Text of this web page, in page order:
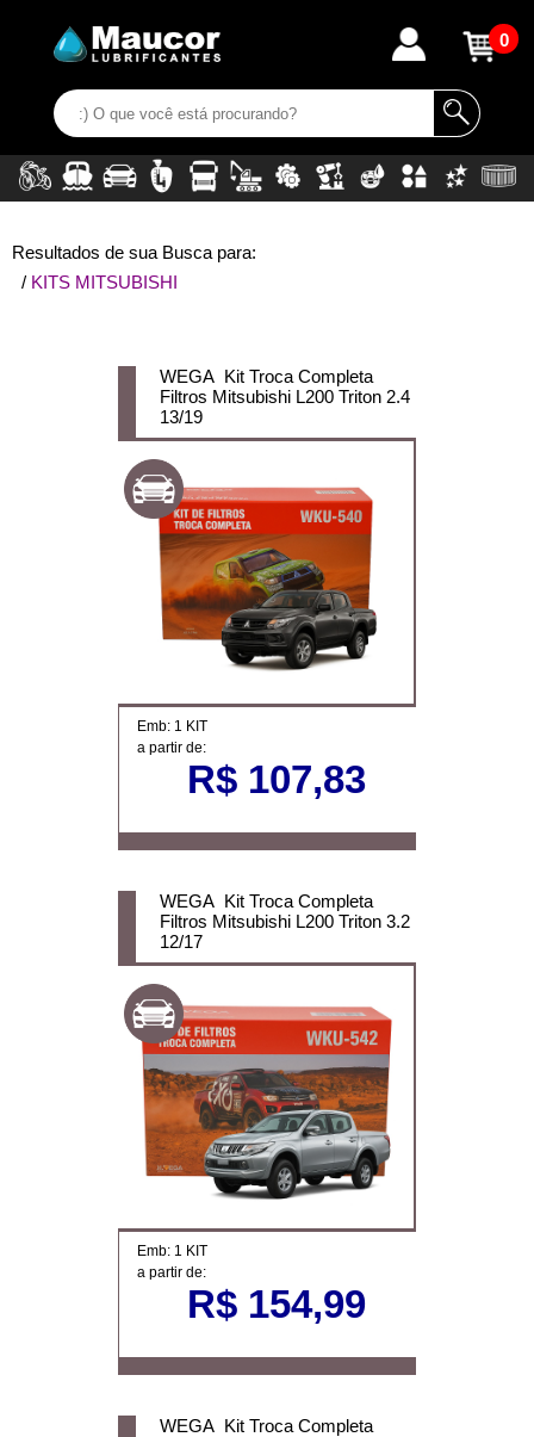
0
Resultados de sua Busca para:
/ KITS MITSUBISHI
WEGA Kit Troca Completa
Filtros Mitsubishi L200 Triton 2.4
13/19
Emb: 1 KIT
a partir de:
R$ 107,83
WEGA Kit Troca Completa
Filtros Mitsubishi L200 Triton 3.2
12/17
Emb: 1 KIT
a partir de:
R$ 154,99
WEGA Kit Troca Completa